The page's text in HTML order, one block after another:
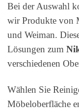
Bei der Auswahl
wir Produkte von
und Weiman.
Lösungen zum
verschiedenen
Wählen Sie
Möbeloberfläche